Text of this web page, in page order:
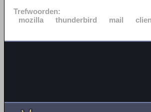
Trefwoorden:
mozilla
thunderbird mail